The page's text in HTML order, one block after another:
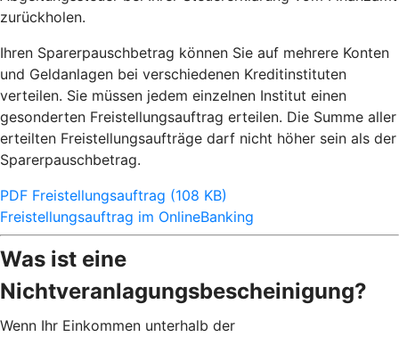
zurückholen.
Ihren Sparerpauschbetrag können Sie auf mehrere Konten
und Geldanlagen bei verschiedenen Kreditinstituten
verteilen. Sie müssen jedem einzelnen Institut einen
gesonderten Freistellungsauftrag erteilen. Die Summe aller
erteilten Freistellungsaufträge darf nicht höher sein als der
Sparerpauschbetrag.
PDF Freistellungsauftrag (108 KB)
Freistellungsauftrag im OnlineBanking
Was ist eine
Nichtveranlagungsbescheinigung?
Wenn Ihr Einkommen unterhalb der